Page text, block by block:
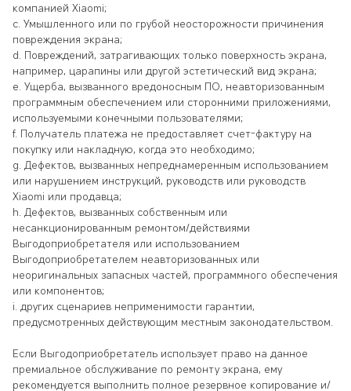
компанией Xiaomi;
c. Умышленного или по грубой неосторожности причинения
повреждения экрана;
d. Повреждений, затрагивающих только поверхность экрана,
например, царапины или другой эстетический вид экрана;
e. Ущерба, вызванного вредоносным ПО, неавторизованным
программным обеспечением или сторонними приложениями,
используемыми конечными пользователями;
f. Получатель платежа не предоставляет счет-фактуру на
покупку или накладную, когда это необходимо;
g. Дефектов, вызванных непреднамеренным использованием
или нарушением инструкций, руководств или руководств
Xiaomi или продавца;
h. Дефектов, вызванных собственным или
несанкционированным ремонтом/действиями
Выгодоприобретателя или использованием
Выгодоприобретателем неавторизованных или
неоригинальных запасных частей, программного обеспечения
или компонентов;
i. других сценариев неприменимости гарантии,
предусмотренных действующим местным законодательством.
Если Выгодоприобретатель использует право на данное
премиальное обслуживание по ремонту экрана, ему
рекомендуется выполнить полное резервное копирование и/